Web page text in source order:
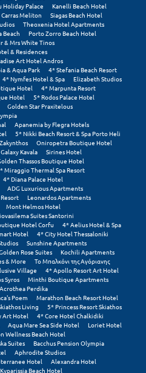
Holiday Palace
Kanelli Beach Hotel
Meliton
Siagas Beach Hotel
Theoxenia Hotel Apartments
Beach
Porto Zorro Beach Hotel
& Mrs White Tinos
& Residences
Art Hotel Andros
& Aqua Park
4* Stefania Beach Resort
4* Nymfes Hotel & Spa
Elizabeth Studios
Hotel
4* Marpunta Resort
Hotel
5* Rodos Palace Hotel
Golden Star Praxitelous
Apanemia by Flegra Hotels
5* Nikki Beach Resort & Spa Porto Heli
Oniropetra Boutique Hotel
Kavala
Sirines Hotel
Thassos Boutique Hotel
Miraggio Thermal Spa Resort
4* Diana Palace Hotel
ADG Luxurious Apartments
Leonardos Apartments
Mont Helmos Hotel
Suites Santorini
Hotel Corfu
4* Aelius Hotel & Spa
Hotel
4* City Hotel Thessaloniki
Sunshine Apartments
Rose Suites
Kochili Apartments
& More
Το Μπαλκόνι της Αγόριανης
Village
4* Apollo Resort Art Hotel
Syros
Minthi Boutique Apartments
Acrothea Perdika
Poem
Marathon Beach Resort Hotel
Living
5* Princess Resort Skiathos
Art Hotel
4* Core Hotel Chalkidiki
Aqua Mare Sea Side Hotel
Loriet Hotel
Wellness Beach Hotel
Suites
Bacchus Pension Olympia
Aphrodite Studios
Hotel
Alexandra Hotel
Kyparissia Beach Hotel